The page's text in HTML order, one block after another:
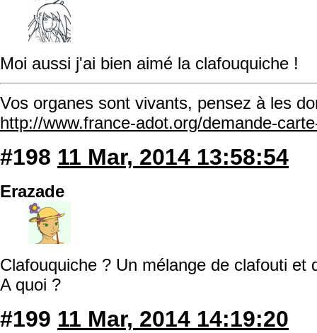
Moi aussi j'ai bien aimé la clafouquiche !
Vos organes sont vivants, pensez à les
http://www.france-adot.org/demande-
#198 11 Mar, 2014 13:58:54
Erazade
Clafouquiche ? Un mélange de clafouti et
A quoi ?
#199 11 Mar, 2014 14:19:20